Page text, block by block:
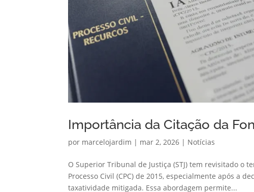
Importância da Citação da
por marcelojardim | mar 2, 2026 | Notícias
O Superior Tribunal de Justiça (STJ) tem revisitado o
Processo Civil (CPC) de 2015, especialmente após a
taxatividade mitigada. Essa abordagem permite...